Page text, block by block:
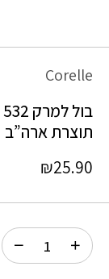
Corelle
תוצרת ארה”ב
₪25.90